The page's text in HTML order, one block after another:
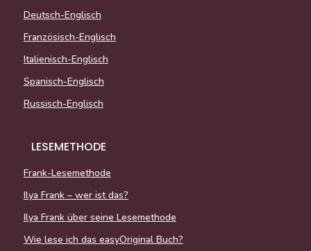
Deutsch-Englisch
Französisch-Englisch
Italienisch-Englisch
Spanisch-Englisch
Russisch-Englisch
LESEMETHODE
Frank-Lesemethode
Ilya Frank – wer ist das?
Ilya Frank über seine Lesemethode
Wie lese ich das easyOriginal Buch?